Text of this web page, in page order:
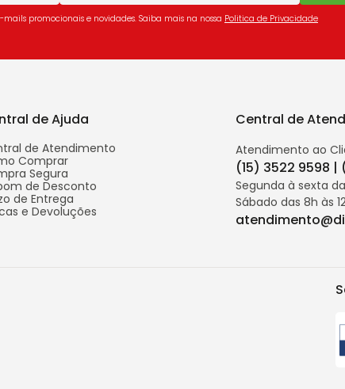
promocionais e novidades. Saiba mais na nossa Politica de Privacidade
de Ajuda
de Atendimento
Comprar
Segura
de Desconto
de Entrega
e Devoluções
Central de
Atendimento ao
(15) 3522 9598 |
Segunda à sexta
Sábado das 8h às